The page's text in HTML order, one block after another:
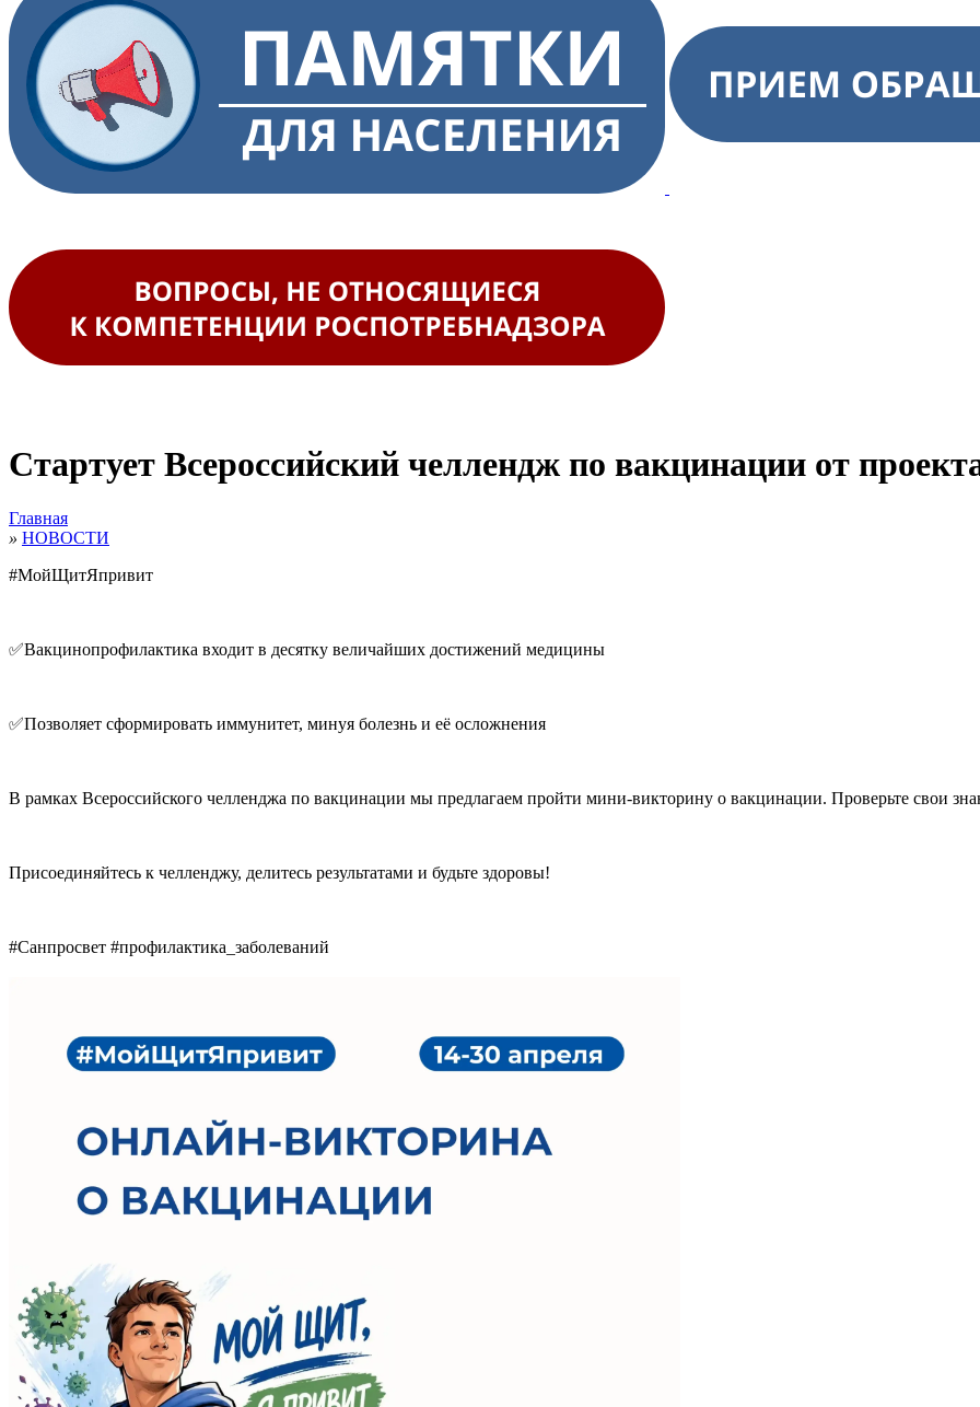
Стартует Всероссийский челлендж по вакцинации от
Главная
» НОВОСТИ
#МойЩитЯпривит
✅Вакцинопрофилактика входит в десятку величайших достижений медицины
✅Позволяет сформировать иммунитет, минуя болезнь и её осложнения
В рамках Всероссийского челленджа по вакцинации мы предлагаем пройти мини-викторину о вакцинации. Проверьте свои
Присоединяйтесь к челленджу, делитесь результатами и будьте здоровы!
#Санпросвет #профилактика_заболеваний